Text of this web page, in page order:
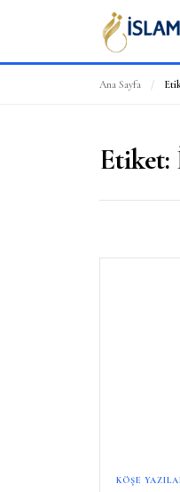
Ana Sayfa /
Etiket:
KÖŞE